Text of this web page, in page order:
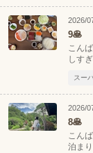
2026/
9🥞
こん
しす
スー
2026/
8🥞
こん
泊ま